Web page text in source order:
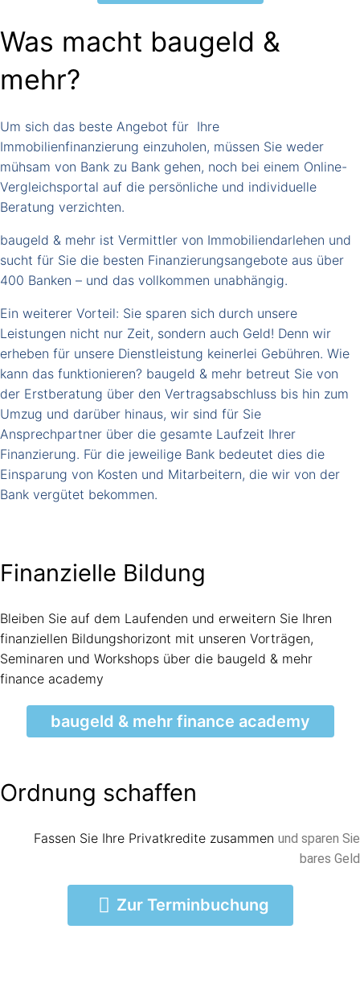
Was macht baugeld &
mehr?
Um sich das beste Angebot für Ihre
Immobilienfinanzierung einzuholen, müssen Sie weder
mühsam von Bank zu Bank gehen, noch bei einem Online-
Vergleichsportal auf die persönliche und individuelle
Beratung verzichten.
baugeld & mehr ist Vermittler von Immobiliendarlehen und
sucht für Sie die besten Finanzierungsangebote aus über
400 Banken – und das vollkommen unabhängig.
Ein weiterer Vorteil: Sie sparen sich durch unsere
Leistungen nicht nur Zeit, sondern auch Geld! Denn wir
erheben für unsere Dienstleistung keinerlei Gebühren. Wie
kann das funktionieren? baugeld & mehr betreut Sie von
der Erstberatung über den Vertragsabschluss bis hin zum
Umzug und darüber hinaus, wir sind für Sie
Ansprechpartner über die gesamte Laufzeit Ihrer
Finanzierung. Für die jeweilige Bank bedeutet dies die
Einsparung von Kosten und Mitarbeitern, die wir von der
Bank vergütet bekommen.
Finanzielle Bildung
Bleiben Sie auf dem Laufenden und erweitern Sie Ihren
finanziellen Bildungshorizont mit unseren Vorträgen,
Seminaren und Workshops über die baugeld & mehr
finance academy
baugeld & mehr finance academy
Ordnung schaffen
Fassen Sie Ihre Privatkredite zusammen und sparen Sie
bares Geld
Zur Terminbuchung